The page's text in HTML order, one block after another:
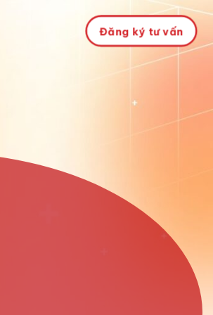
Đăng ký tư vấn